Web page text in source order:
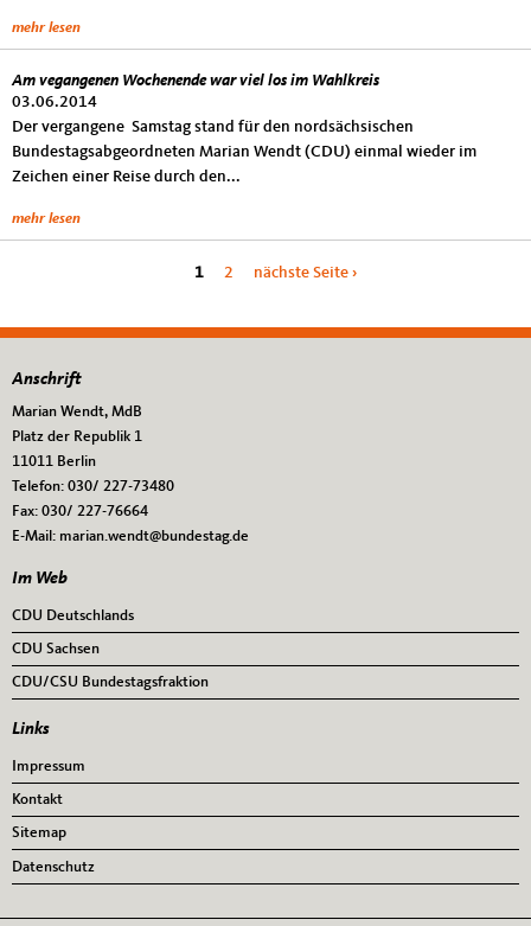
mehr lesen
Am vegangenen Wochenende war viel los im Wahlkreis
03.06.2014
Der vergangene Samstag stand für den nordsächsischen
Bundestagsabgeordneten Marian Wendt (CDU) einmal wieder im
Zeichen einer Reise durch den...
mehr lesen
1 2 nächste Seite ›
Fußbereich
Anschrift
Marian Wendt, MdB
Platz der Republik 1
11011 Berlin
Telefon: 030/ 227-73480
Fax: 030/ 227-76664
E-Mail: marian.wendt@bundestag.de
Im Web
CDU Deutschlands
CDU Sachsen
CDU/CSU Bundestagsfraktion
Links
Impressum
Kontakt
Sitemap
Datenschutz